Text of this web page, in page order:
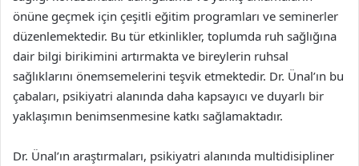
önüne geçmek için çeşitli eğitim programları ve seminerler
düzenlemektedir. Bu tür etkinlikler, toplumda ruh sağlığına
dair bilgi birikimini artırmakta ve bireylerin ruhsal
sağlıklarını önemsemelerini teşvik etmektedir. Dr. Ünal’ın bu
çabaları, psikiyatri alanında daha kapsayıcı ve duyarlı bir
yaklaşımın benimsenmesine katkı sağlamaktadır.
Dr. Ünal’ın araştırmaları, psikiyatri alanında multidisipliner